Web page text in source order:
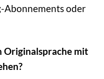
Abonnements oder
Originalsprache mit